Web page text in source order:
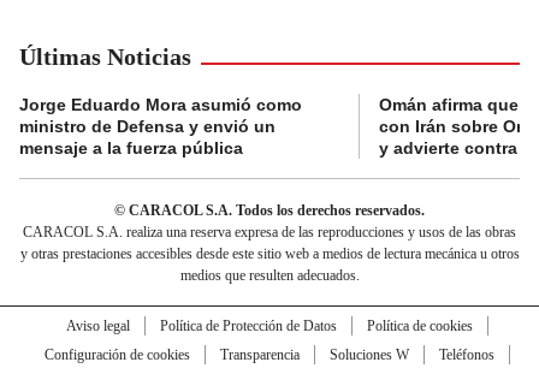
Últimas Noticias
Jorge Eduardo Mora asumió como
ministro de Defensa y envió un
mensaje a la fuerza pública
Omán afirma que
con Irán sobre
y advierte contra
© CARACOL S.A. Todos los derechos reservados.
CARACOL S.A. realiza una reserva expresa de las reproducciones y usos de las obras
y otras prestaciones accesibles desde este sitio web a medios de lectura mecánica u otros
medios que resulten adecuados.
Aviso legal Política de Protección de Datos
Política de cookies
Configuración de cookies
Transparencia Soluciones W
Teléfonos